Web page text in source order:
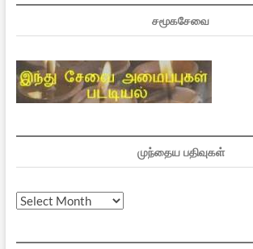
சமூகசேவை
முந்தைய பதிவுகள்
முந்தைய